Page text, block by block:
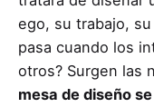
ego, su trabajo,
pasa cuando los
otros? Surgen las
mesa de diseño